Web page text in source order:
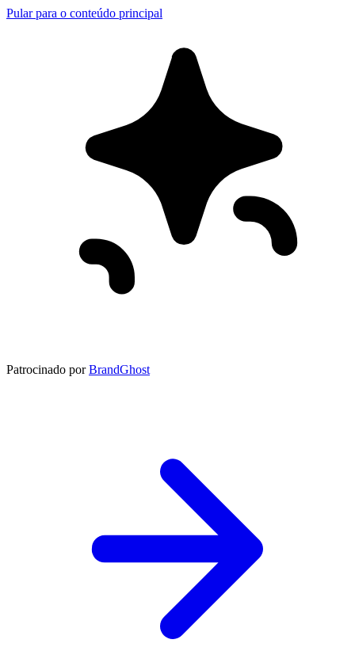
Pular para o conteúdo principal
Patrocinado por BrandGhost